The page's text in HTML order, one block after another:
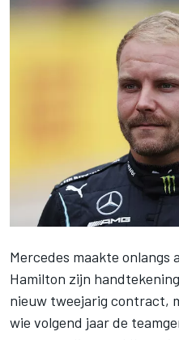
Mercedes maakte onlangs
Hamilton zijn
nieuw tweejarig contract,
wie volgend jaar de